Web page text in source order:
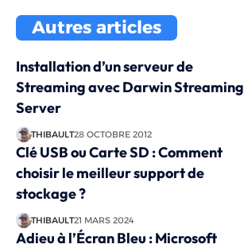
Autres articles
Installation d’un serveur de
Streaming avec Darwin Streaming
Server
THIBAULT28 OCTOBRE 2012
Clé USB ou Carte SD : Comment
choisir le meilleur support de
stockage ?
THIBAULT21 MARS 2024
Adieu à l’Écran Bleu : Microsoft